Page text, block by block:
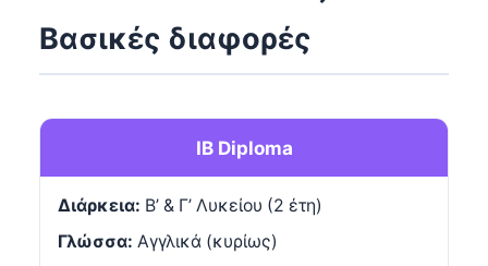
Βασικές διαφορές
IB Diploma
Διάρκεια: Β’ & Γ’ Λυκείου (2 έτη)
Γλώσσα: Αγγλικά (κυρίως)